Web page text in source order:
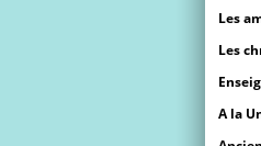
Les
Les
A la